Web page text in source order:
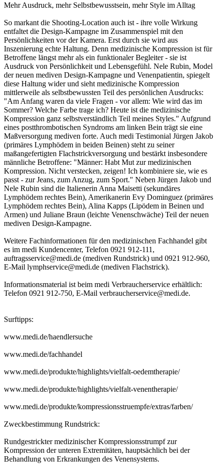
Mehr Ausdruck, mehr Selbstbewusstsein, mehr Style im Alltag
So markant die Shooting-Location auch ist - ihre volle Wirkung
entfaltet die Design-Kampagne im Zusammenspiel mit den
Persönlichkeiten vor der Kamera. Erst durch sie wird aus
Inszenierung echte Haltung. Denn medizinische Kompression ist für
Betroffene längst mehr als ein funktionaler Begleiter - sie ist
Ausdruck von Persönlichkeit und Lebensgefühl. Nele Rubin, Model
der neuen mediven Design-Kampagne und Venenpatientin, spiegelt
diese Haltung wider und sieht medizinische Kompression
mittlerweile als selbstbewussten Teil des persönlichen Ausdrucks:
"Am Anfang waren da viele Fragen - vor allem: Wie wird das im
Sommer? Welche Farbe trage ich? Heute ist die medizinische
Kompression ganz selbstverständlich Teil meines Styles." Aufgrund
eines postthrombotischen Syndroms am linken Bein trägt sie eine
Maßversorgung mediven forte. Auch medi Testimonial Jürgen Jakob
(primäres Lymphödem in beiden Beinen) steht zu seiner
maßangefertigten Flachstrickversorgung und bestärkt insbesondere
männliche Betroffene: "Männer: Habt Mut zur medizinischen
Kompression. Nicht verstecken, zeigen! Ich kombiniere sie, wie es
passt - zur Jeans, zum Anzug, zum Sport." Neben Jürgen Jakob und
Nele Rubin sind die Italienerin Anna Maisetti (sekundäres
Lymphödem rechtes Bein), Amerikanerin Evy Dominguez (primäres
Lymphödem rechtes Bein), Alina Kapps (Lipödem in Beinen und
Armen) und Juliane Braun (leichte Venenschwäche) Teil der neuen
mediven Design-Kampagne.
Weitere Fachinformationen für den medizinischen Fachhandel gibt
es im medi Kundencenter, Telefon 0921 912-111,
auftragsservice@medi.de (mediven Rundstrick) und 0921 912-960,
E-Mail lymphservice@medi.de (mediven Flachstrick).
Informationsmaterial ist beim medi Verbraucherservice erhältlich:
Telefon 0921 912-750, E-Mail verbraucherservice@medi.de.
Surftipps:
www.medi.de/haendlersuche
www.medi.de/fachhandel
www.medi.de/produkte/highlights/vielfalt-oedemtherapie/
www.medi.de/produkte/highlights/vielfalt-venentherapie/
www.medi.de/produkte/kompressionsstruempfe/extras/farben/
Zweckbestimmung Rundstrick:
Rundgestrickter medizinischer Kompressionsstrumpf zur
Kompression der unteren Extremitäten, hauptsächlich bei der
Behandlung von Erkrankungen des Venensystems.